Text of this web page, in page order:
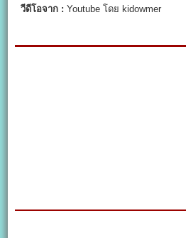
วีดีโอจาก : Youtube โดย kidowmer